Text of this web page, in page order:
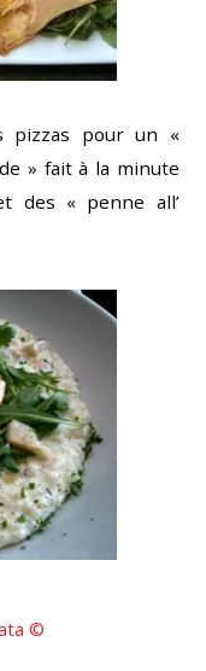
pizzas pour un «
» fait à la minute
des « penne all’